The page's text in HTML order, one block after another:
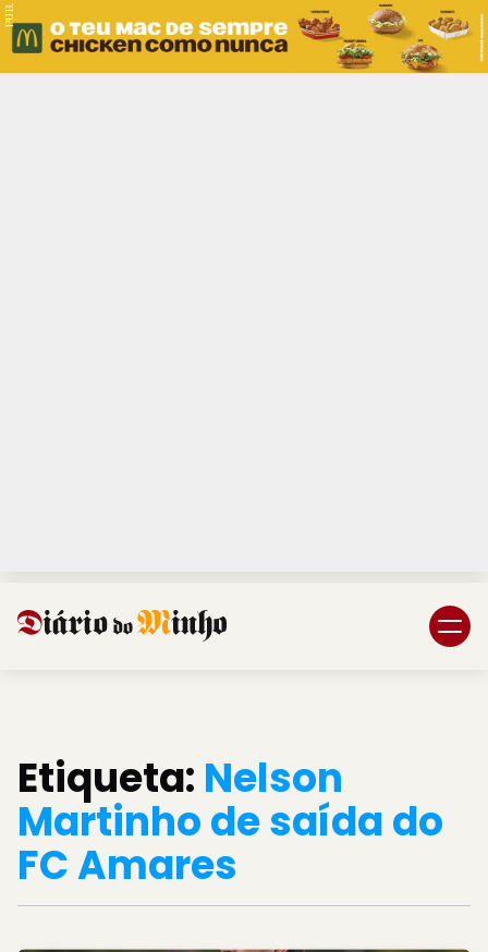
PUB.
Etiqueta: Nelson
Martinho de saída do
FC Amares